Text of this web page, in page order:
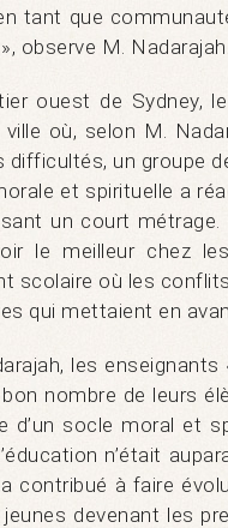
tant que
observe M. Nadarajah.
ouest de Sydney,
ville où, selon M.
difficultés, un groupe
et spirituelle a
un court
le meilleur chez
scolaire où les
qui mettaient en
les
nombre de leurs
d’un socle moral et
n’était
contribué à faire
devenant les